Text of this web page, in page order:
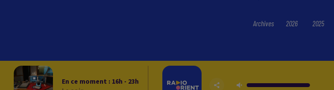
En ce moment : 16h - 23h
Archives 2026 2025